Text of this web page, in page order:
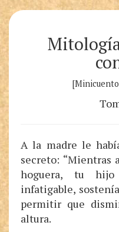
A la madre le
secreto: “Mientras
hoguera, tu
infatigable,
permitir que
altura.